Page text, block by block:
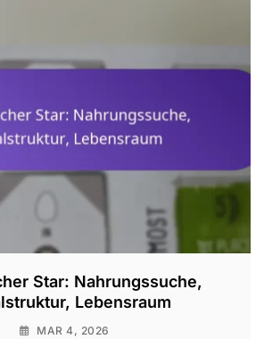
Star: Nahrungssuche,
Lebensraum
MAR 4, 2026